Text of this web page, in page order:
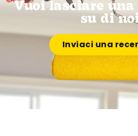
Vuoi lasciare una
su di
Inviaci una